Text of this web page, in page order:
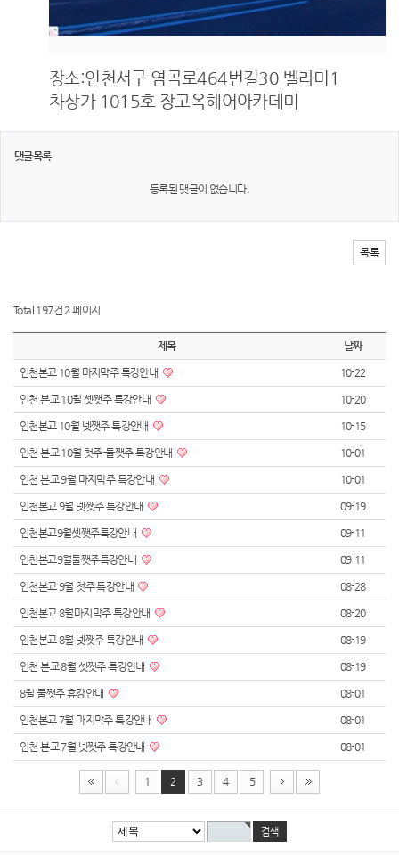
장소:인천서구 염곡로464번길30 벨라미1
차상가 1015호 장고옥헤어아카데미
댓글목록
등록된 댓글이 없습니다.
목록
Total 197건 2 페이지
제목 날짜
인천본교 10월 마지막주 특강안내 10-22
인천 본교 10월 셋쨋주 특강안내 10-20
인천본교 10월 넷쨋주 특강안내 10-15
인천 본교 10월 첫주-둘쨋주 특강안내 10-01
인천 본교 9월 마지막주 특강안내 10-01
인천본교 9월 넷쨋주 특강안내 09-19
인천본교9월셋쨋주특강안내 09-11
인천본교9월둘쨋주특강안내 09-11
인천본교 9월 첫주 특강안내 08-28
인천본교 8월마지막주 특강안내 08-20
인천본교 8월 넷쨋주 특강안내 08-19
인천 본교 8월 셋쨋주 특강안내 08-19
8월 둘쨋주 휴강안내 08-01
인천본교 7월 마지막주 특강안내 08-01
인천 본교 7월 넷쨋주 특강안내 08-01
1 2 3 4 5